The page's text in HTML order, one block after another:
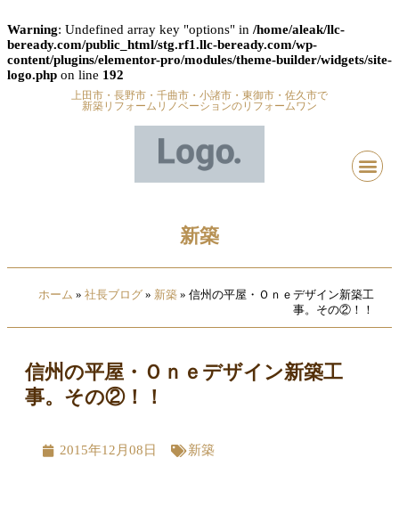
Warning: Undefined array key "options" in /home/aleak/llc-
beready.com/public_html/stg.rf1.llc-beready.com/wp-
content/plugins/elementor-pro/modules/theme-builder/widgets/site-
logo.php on line 192
上田市・長野市・千曲市・小諸市・東御市・佐久市で
新築リフォームリノベーションのリフォームワン
新築
ホーム » 社長ブログ » 新築 » 信州の平屋・Ｏｎｅデザイン新築工
事。その②！！
信州の平屋・Ｏｎｅデザイン新築工
事。その②！！
2015年12月08日 新築